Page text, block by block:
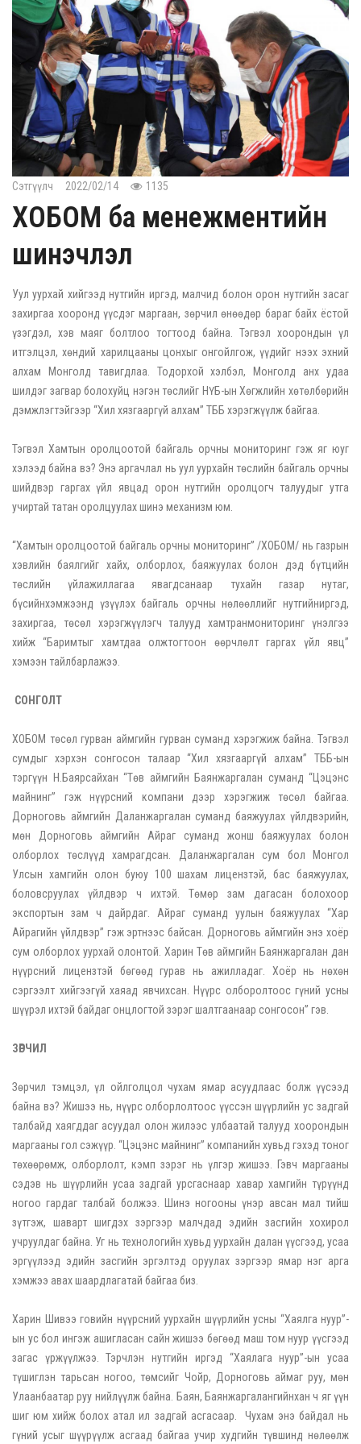
Сэтгүүлч 2022/02/14 1135
ХОБОМ ба менежментийн
шинэчлэл
Уул уурхай хийгээд нутгийн иргэд, малчид болон орон нутгийн засаг
захиргаа хооронд үүсдэг маргаан, зөрчил өнөөдөр бараг байх ёстой
үзэгдэл, хэв маяг болтлоо тогтоод байна. Тэгвэл хоорондын үл
итгэлцэл, хөндий харилцааны цонхыг онгойлгож, үүдийг нээх эхний
алхам Монголд тавигдлаа. Тодорхой хэлбэл, Монголд анх удаа
шилдэг загвар болохуйц нэгэн төслийг НҮБ-ын Хөгжлийн хөтөлбөрийн
дэмжлэгтэйгээр “Хил хязгааргүй алхам” ТББ хэрэгжүүлж байгаа.
Тэгвэл Хамтын оролцоотой байгаль орчны мониторинг гэж яг юуг
хэлээд байна вэ? Энэ аргачлал нь уул уурхайн төслийн байгаль орчны
шийдвэр гаргах үйл явцад орон нутгийн оролцогч талуудыг утга
учиртай татан оролцуулах шинэ механизм юм.
“Хамтын оролцоотой байгаль орчны мониторинг” /ХОБОМ/ нь газрын
хэвлийн баялгийг хайх, олборлох, баяжуулах болон дэд бүтцийн
төслийн үйлажиллагаа явагдсанаар тухайн газар нутаг,
бүсийнхэмжээнд үзүүлэх байгаль орчны нөлөөллийг нутгийниргэд,
захиргаа, төсөл хэрэгжүүлэгч талууд хамтранмониторинг үнэлгээ
хийж “Баримтыг хамтдаа олжтогтоон өөрчлөлт гаргах үйл явц”
хэмээн тайлбарлажээ.
СОНГОЛТ
ХОБОМ төсөл гурван аймгийн гурван суманд хэрэгжиж байна. Тэгвэл
сумдыг хэрхэн сонгосон талаар “Хил хязгааргүй алхам” ТББ-ын
тэргүүн Н.Баярсайхан “Төв аймгийн Баянжаргалан суманд “Цэцэнс
майнинг” гэж нүүрсний компани дээр хэрэгжиж төсөл байгаа.
Дорноговь аймгийн Даланжаргалан суманд баяжуулах үйлдвэрийн,
мөн Дорноговь аймгийн Айраг суманд жонш баяжуулах болон
олборлох төслүүд хамрагдсан. Даланжаргалан сум бол Монгол
Улсын хамгийн олон буюу 100 шахам лицензтэй, бас баяжуулах,
боловсруулах үйлдвэр ч ихтэй. Төмөр зам дагасан болохоор
экспортын зам ч дайрдаг. Айраг суманд уулын баяжуулах “Хар
Айрагийн үйлдвэр” гэж эртнээс байсан. Дорноговь аймгийн энэ хоёр
сум олборлох уурхай олонтой. Харин Төв аймгийн Баянжаргалан дан
нүүрсний лицензтэй бөгөөд гурав нь ажилладаг. Хоёр нь нөхөн
сэргээлт хийгээгүй хаяад явчихсан. Нүүрс олборолтоос гүний усны
шүүрэл ихтэй байдаг онцлогтой зэрэг шалтгаанаар сонгосон” гэв.
ЗӨРЧИЛ
Зөрчил тэмцэл, үл ойлголцол чухам ямар асуудлаас болж үүсээд
байна вэ? Жишээ нь, нүүрс олборлолтоос үүссэн шүүрлийн ус задгай
талбайд хаягддаг асуудал олон жилээс улбаатай талууд хоорондын
маргааны гол сэжүүр. “Цэцэнс майнинг” компанийн хувьд гэхэд тоног
төхөөрөмж, олборлолт, кэмп зэрэг нь үлгэр жишээ. Гэвч маргааны
сэдэв нь шүүрлийн усаа задгай урсгаснаар хавар хамгийн түрүүнд
ногоо гардаг талбай болжээ. Шинэ ногооны үнэр авсан мал тийш
зүтгэж, шаварт шигдэх зэргээр малчдад эдийн засгийн хохирол
учруулдаг байна. Уг нь технологийн хувьд уурхайн далан үүсгээд, усаа
эргүүлээд эдийн засгийн эргэлтэд оруулах зэргээр ямар нэг арга
хэмжээ авах шаардлагатай байгаа биз.
Харин Шивээ говийн нүүрсний уурхайн шүүрлийн усны “Хаялга нуур”-
ын ус бол ингэж ашигласан сайн жишээ бөгөөд маш том нуур үүсгээд
загас үржүүлжээ. Тэрчлэн нутгийн иргэд “Хаялага нуур”-ын усаа
түшиглэн тарьсан ногоо, төмсийг Чойр, Дорноговь аймаг руу, мөн
Улаанбаатар руу нийлүүлж байна. Баян, Баянжаргалангийнхан ч яг үүн
шиг юм хийж болох атал ил задгай асгасаар. Чухам энэ байдал нь
гүний усыг шүүрүүлж асгаад байгаа учир худгийн түвшинд нөлөөлж